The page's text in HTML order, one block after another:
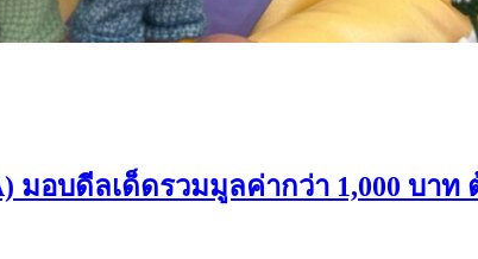
มอบดีลเด็ดรวมมูลค่ากว่า 1,000 บา